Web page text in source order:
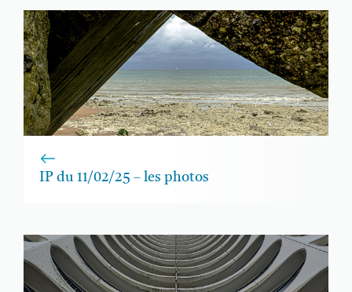
IP du 11/02/25 – les photos